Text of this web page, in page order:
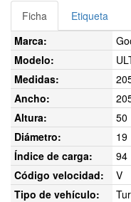
Ficha
Etiqueta
Marca:
Modelo:
Medidas:
Ancho:
Altura:
50
Diámetro:
19
Índice de carga:
94
Código velocidad:
V
Tipo de vehículo: